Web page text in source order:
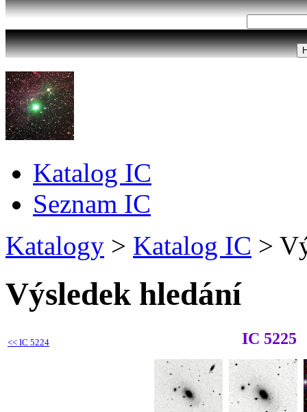
Katalog IC
Seznam IC
Katalogy > Katalog IC >
Výsledek hledání
<< IC 5224 IC 5225